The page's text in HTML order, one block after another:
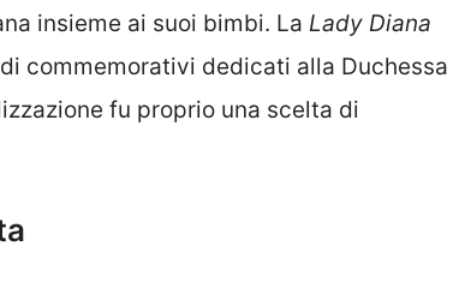
insieme ai suoi bimbi. La Lady Diana
commemorativi dedicati alla Duchessa
fu proprio una scelta di